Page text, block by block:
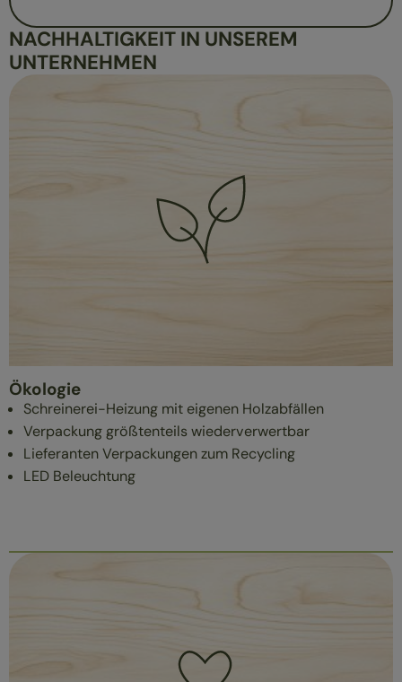
NACHHALTIGKEIT IN UNSEREM
UNTERNEHMEN
Ökologie
Schreinerei-Heizung mit eigenen Holzabfällen
Verpackung größtenteils wiederverwertbar
Lieferanten Verpackungen zum Recycling
LED Beleuchtung